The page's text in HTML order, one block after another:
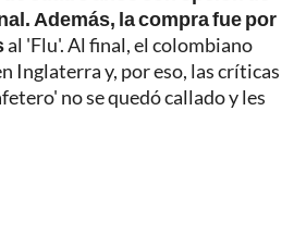
Además, la compra fue por
al 'Flu'. Al final, el colombiano
Inglaterra y, por eso, las críticas
no se quedó callado y les